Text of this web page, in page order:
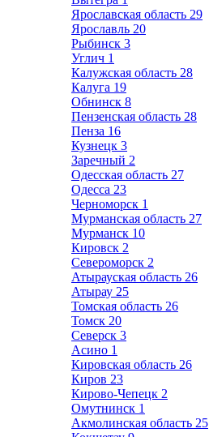
Ярославская область 29
Ярославль 20
Рыбинск 3
Углич 1
Калужская область 28
Калуга 19
Обнинск 8
Пензенская область 28
Пенза 16
Кузнецк 3
Заречный 2
Одесская область 27
Одесса 23
Черноморск 1
Мурманская область 27
Мурманск 10
Кировск 2
Североморск 2
Атырауская область 26
Атырау 25
Томская область 26
Томск 20
Северск 3
Асино 1
Кировская область 26
Киров 23
Кирово-Чепецк 2
Омутнинск 1
Акмолинская область 25